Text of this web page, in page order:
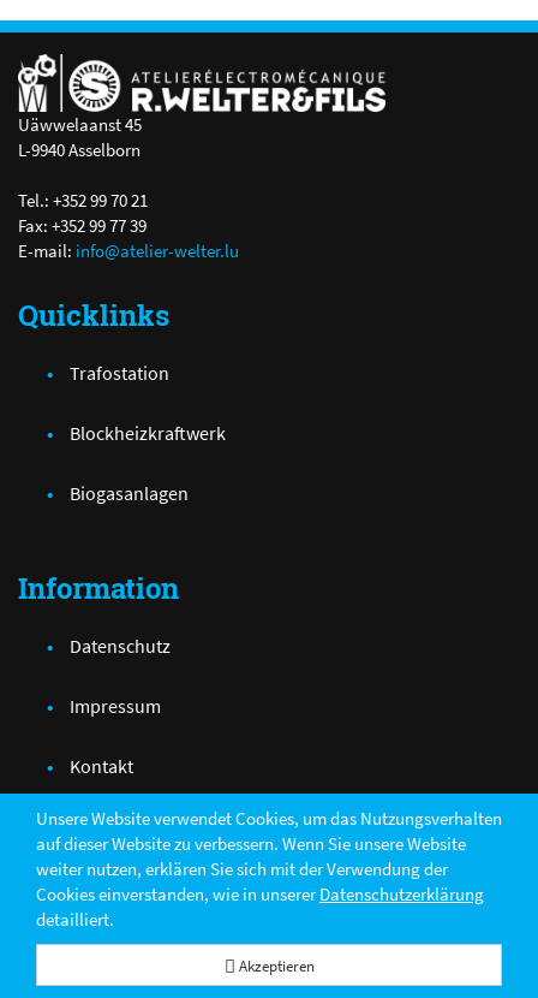
Unsere Website verwendet Cookies, um das Nutzungsverhalten
auf dieser Website zu verbessern. Wenn Sie unsere Website
weiter nutzen, erklären Sie sich mit der Verwendung der
Cookies einverstanden, wie in unsererDatenschutzerklärung
detailliert.
Akzeptieren
Uäwwelaanst 45
L-9940 Asselborn
Tel.: +352 99 70 21
Fax: +352 99 77 39
E-mail: info@atelier-welter.lu
Quicklinks
Trafostation
Blockheizkraftwerk
Biogasanlagen
Information
Datenschutz
Impressum
Kontakt
Teilen
powered by Intec Software Engineering